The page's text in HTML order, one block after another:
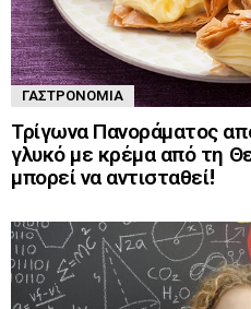
ΓΑΣΤΡΟΝΟΜΊΑ
Τρίγωνα Πανοράματος
γλυκό με κρέμα από τη
μπορεί να αντισταθεί!